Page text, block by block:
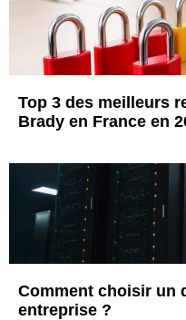
Top 3 des meilleurs
Brady en France en
Comment choisir un
entreprise ?